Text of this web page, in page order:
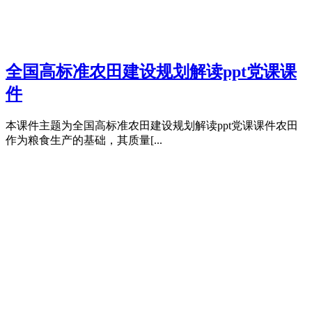
全国高标准农田建设规划解读ppt党课课
件
本课件主题为全国高标准农田建设规划解读ppt党课课件农田
作为粮食生产的基础，其质量[...